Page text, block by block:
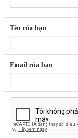
Tên của bạn
Email của bạn